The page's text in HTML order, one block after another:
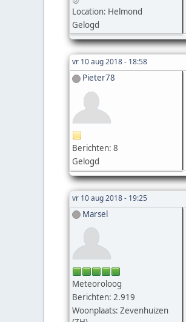
Location: Helmond
Gelogd
vr 10 aug 2018 - 18:58
Pieter78
Berichten: 8
Gelogd
vr 10 aug 2018 - 19:25
Marsel
Meteoroloog
Berichten: 2.919
Woonplaats: Zevenhuizen